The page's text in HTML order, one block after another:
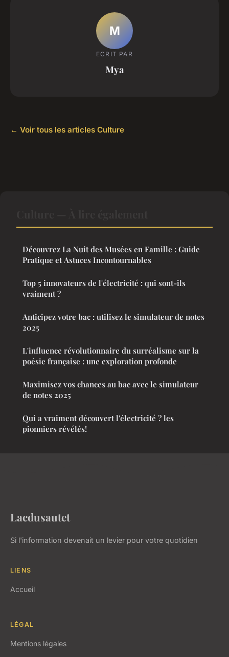
M
ECRIT PAR
Mya
← Voir tous les articles Culture
Découvrez La Nuit des Musées en Famille : Guide
Pratique et Astuces Incontournables
Top 5 innovateurs de l'électricité : qui sont-ils
vraiment ?
Anticipez votre bac : utilisez le simulateur de notes
2025
L'influence révolutionnaire du surréalisme sur la
poésie française : une exploration profonde
Maximisez vos chances au bac avec le simulateur
de notes 2025
Qui a vraiment découvert l'électricité ? les
pionniers révélés!
Lacdusautet
Si l'information devenait un levier pour votre quotidien
LIENS
Accueil
LÉGAL
Mentions légales